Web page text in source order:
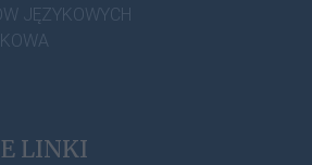
JĘZYKOWYCH
LINKI